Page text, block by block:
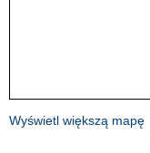
Wyświetl większą mapę